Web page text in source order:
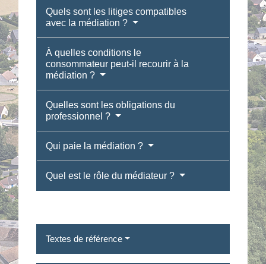
Quels sont les litiges compatibles
avec la médiation ?
À quelles conditions le
consommateur peut-il recourir à la
médiation ?
Quelles sont les obligations du
professionnel ?
Qui paie la médiation ?
Quel est le rôle du médiateur ?
Textes de référence